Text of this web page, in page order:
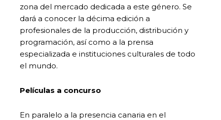
zona del mercado dedicada a este género. Se
dará a conocer la décima edición a
profesionales de la producción, distribución y
programación, así como a la prensa
especializada e instituciones culturales de todo
el mundo.
Películas a concurso
En paralelo a la presencia canaria en el